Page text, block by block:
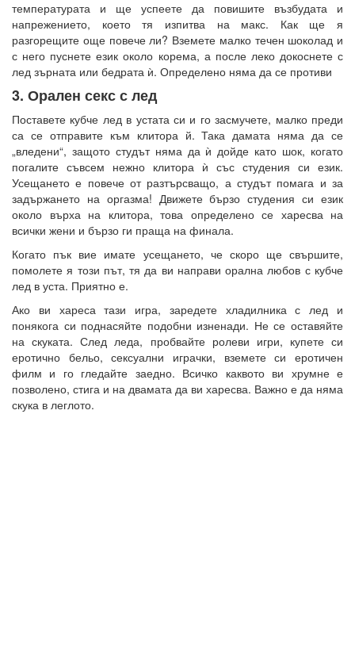
температурата и ще успеете да повишите възбудата и
напрежението, което тя изпитва на макс. Как ще я
разгорещите още повече ли? Вземете малко течен шоколад и
с него пуснете език около корема, а после леко докоснете с
лед зърната или бедрата ѝ. Определено няма да се противи
3. Орален секс с лед
Поставете кубче лед в устата си и го засмучете, малко преди
са се отправите към клитора й. Така дамата няма да се
„вледени“, защото студът няма да ѝ дойде като шок, когато
погалите съвсем нежно клитора ѝ със студения си език.
Усещането е повече от разтърсващо, а студът помага и за
задържането на оргазма! Движете бързо студения си език
около върха на клитора, това определено се харесва на
всички жени и бързо ги праща на финала.
Когато пък вие имате усещането, че скоро ще свършите,
помолете я този път, тя да ви направи орална любов с кубче
лед в уста. Приятно е.
Ако ви хареса тази игра, заредете хладилника с лед и
понякога си поднасяйте подобни изненади. Не се оставяйте
на скуката. След леда, пробвайте ролеви игри, купете си
еротично бельо, сексуални играчки, вземете си еротичен
филм и го гледайте заедно. Всичко каквото ви хрумне е
позволено, стига и на двамата да ви харесва. Важно е да няма
скука в леглото.